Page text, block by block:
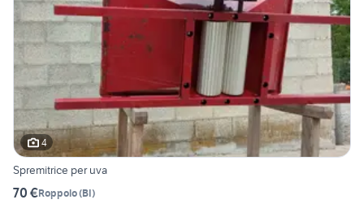
4
Spremitrice per uva
70 €Roppolo(BI)